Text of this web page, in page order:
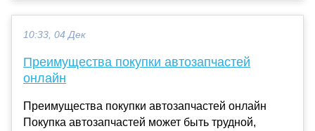
10:33, 04 Дек
Преимущества покупки автозапчастей
онлайн
Преимущества покупки автозапчастей онлайн
Покупка автозапчастей может быть трудной,